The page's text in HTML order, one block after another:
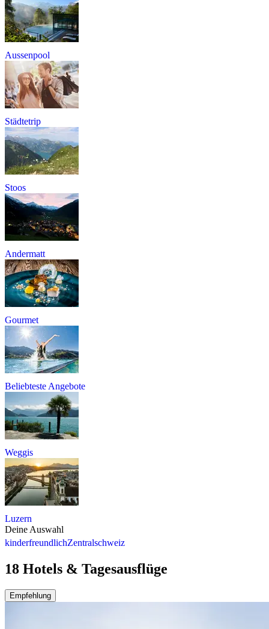
Aussenpool
Städtetrip
Stoos
Andermatt
Gourmet
Beliebteste Angebote
Weggis
Luzern
Deine Auswahl
kinderfreundlichZentralschweiz
18 Hotels & Tagesausflüge
Empfehlung